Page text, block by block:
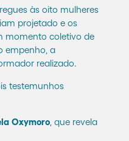
às oito mulheres
projetado e os
momento coletivo de
empenho, a
realizado.
testemunhos
Oxymoro , que revela